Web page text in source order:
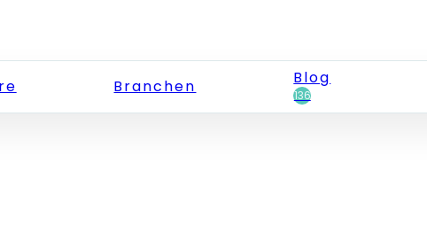
Branchen Blog
136